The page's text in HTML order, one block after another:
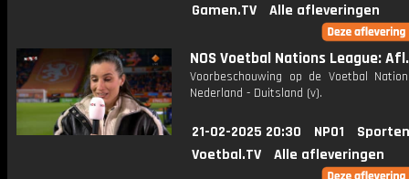
Gamen.TV
Alle afleveringen
NOS Voetbal Nations League:
Voorbeschouwing op de Voetbal
Nederland - Duitsland (v).
21-02-2025 20:30 NPO1
Voetbal.TV
Alle afleveringen